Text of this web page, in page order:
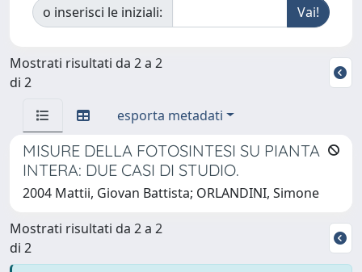
o inserisci le iniziali:
Mostrati risultati da 2 a 2
di 2
esporta metadati
MISURE DELLA FOTOSINTESI SU PIANTA
INTERA: DUE CASI DI STUDIO.
2004 Mattii, Giovan Battista; ORLANDINI, Simone
Mostrati risultati da 2 a 2
di 2